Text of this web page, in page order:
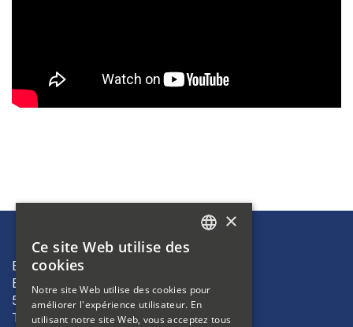
Bibliosuisse
Bleichemattstrasse 42
5000 Aarau
T +41 62 823 19 38
×
Ce site Web utilise des
cookies
Notre site Web utilise des cookies pour
améliorer l'expérience utilisateur. En
utilisant notre site Web, vous acceptez tous